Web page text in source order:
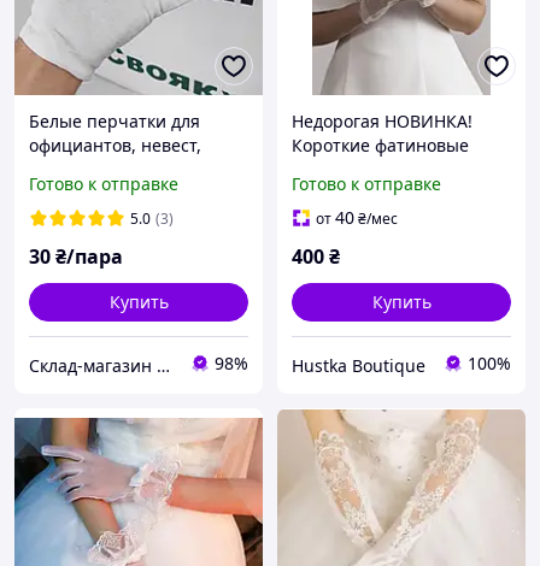
Белые перчатки для
официантов, невест,
Готово к отправке
5.0 (3)
30₴/пара
Купить
Склад-магазин " Свояк " 98%
Недорогая НОВИНКА!
Короткие фатиновые
жемчужиной |
Свадебные перчатки для
храма и вечеринки
Готово к отправке
от40₴/мес
400₴
Купить
Hustka Boutique 100%